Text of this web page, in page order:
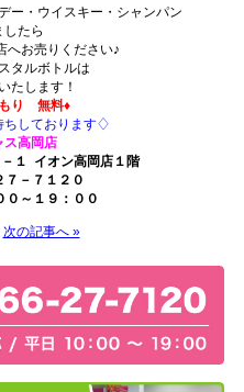
ー・ウイスキー・シャンパン
したら
へお売りください♪
タルボトルは
たします！
り 無料♦
ちしております♢
ス高岡店
１ イオン高岡店１階
－７１２０
０～１９：００
次の記事へ »